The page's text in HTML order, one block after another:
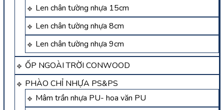
Len chân tường nhựa 15cm
Len chân tường nhựa 8cm
Len chân tường nhựa 9cm
ỐP NGOÀI TRỜI CONWOOD
PHÀO CHỈ NHỰA PS&PS
Mâm trần nhựa PU- hoa văn PU